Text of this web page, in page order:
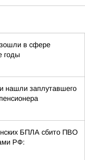
в сфере
годы
нашли заплутавшего
БПЛА сбито ПВО
РФ: